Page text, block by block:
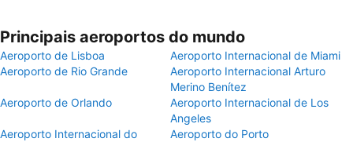
Principais aeroportos do mundo
Aeroporto de Lisboa
Aeroporto Internacional de Miami
Aeroporto de Rio Grande
Aeroporto Internacional Arturo
Merino Benítez
Aeroporto de Orlando
Aeroporto Internacional de Los
Angeles
Aeroporto Internacional do
Aeroporto do Porto